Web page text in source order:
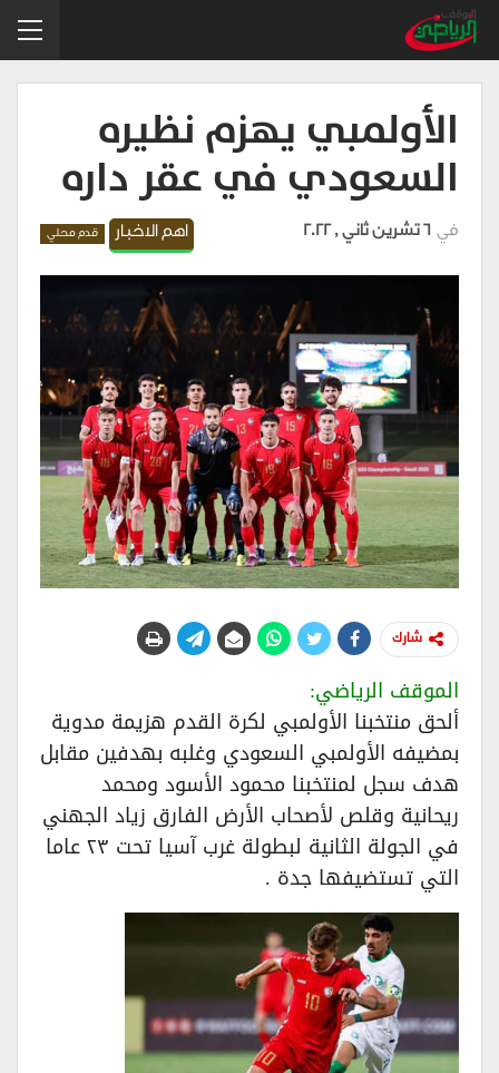
الأولمبي يهزم نظيره
السعودي في عقر داره
اهم الاخبار قدم محلي في 6 تشرين ثاني , 2022
شارك
الموقف الرياضي:
ألحق منتخبنا الأولمبي لكرة القدم هزيمة مدوية
بمضيفه الأولمبي السعودي وغلبه بهدفين مقابل
هدف سجل لمنتخبنا محمود الأسود ومحمد
ريحانية وقلص لأصحاب الأرض الفارق زياد الجهني
في الجولة الثانية لبطولة غرب آسيا تحت ٢٣ عاما
التي تستضيفها جدة .